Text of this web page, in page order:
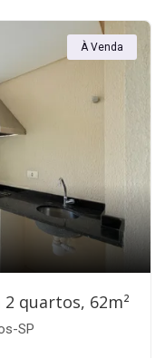
À Venda
quartos, 62m²
SP